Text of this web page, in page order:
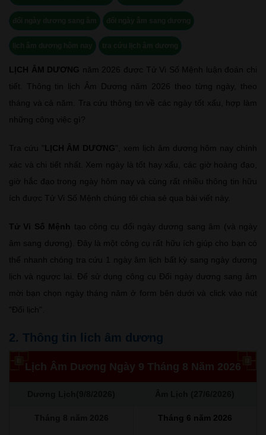
LỊCH ÂM DƯƠNG năm 2026 được Tử Vi Số Mệnh luận đoán chi
tiết. Thông tin lịch Âm Dương năm 2026 theo từng ngày, theo
tháng và cả năm. Tra cứu thông tin về các ngày tốt xấu, hợp làm
những công việc gì?
Tra cứu " LỊCH ÂM DƯƠNG ", xem lịch âm dương hôm nay chính
xác và chi tiết nhất. Xem ngày là tốt hay xấu, các giờ hoàng đạo,
giờ hắc đạo trong ngày hôm nay và cùng rất nhiều thông tin hữu
ích được Tử Vi Số Mệnh chúng tôi chia sẻ qua bài viết này.
Tử Vi Số Mệnh tạo công cụ đổi ngày dương sang âm (và ngày
âm sang dương). Đây là một công cụ rất hữu ích giúp cho bạn có
thể nhanh chóng tra cứu 1 ngày âm lịch bất kỳ sang ngày dương
lịch và ngược lại. Để sử dụng công cụ Đổi ngày dương sang âm
mời bạn chọn ngày tháng năm ở form bên dưới và click vào nút
"Đổi lịch".
2. Thông tin lich âm dương
Lịch Âm Dương Ngày 9 Tháng 8 Năm 2026
Tháng 6 năm 2026